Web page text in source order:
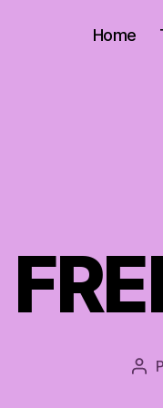
Home